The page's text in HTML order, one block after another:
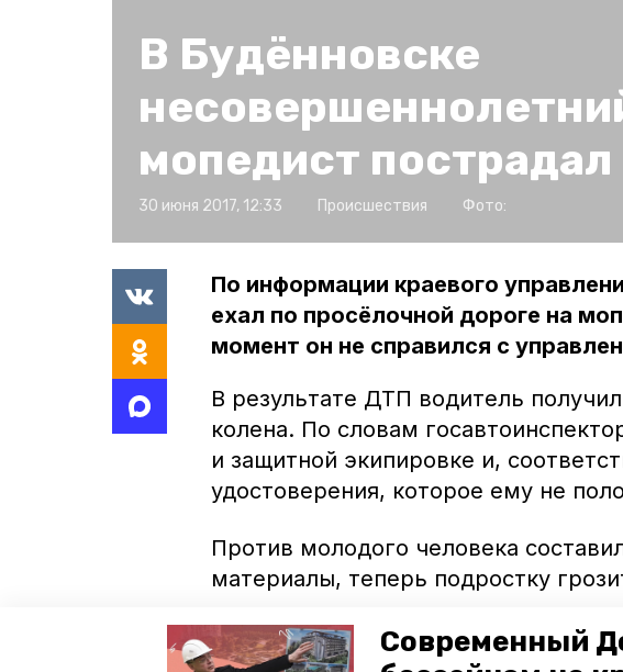
Современный
В Будённовске
мопедист
30 июня 2017, 12:33 Происшествия Фото:
По информации краевого
ехал по просёлочной дороге на
момент он не справился с
В результате ДТП водитель
колена. По словам
и защитной экипировке и,
удостоверения, которое ему не
Против молодого человека
материалы, теперь подростку
Ранее сообщалось, что в
перевернулся комбайн. Водитель